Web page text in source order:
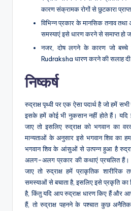
कारण संक्रामक रोगों से छुटकारा प्राप्त
विभिन्न प्रकार के मानसिक तनाव
समस्याएं इसे धारण करने से समाप्त हो
नजर, दोष लगने के कारण जो बच्चे
Rudraksha धारण करने की सलाह दी
निष्कर्ष
रुद्राक्ष पृथ्वी पर एक ऐसा पदार्थ है जो हमें
इसके हमें कोई भी नुकसान नहीं होते हैं। यदि
जाए तो इसलिए रुद्राक्ष को भगवान का
मान्यताओं के अनुसार इसे भगवान शिव का हम
भगवान शिव के आंसुओं से उत्पन्न हुआ है
अलग-अलग प्रकार की कथाएं प्रचलित हैं।
जाए तो रुद्राक्ष हमें प्राकृतिक शारीरिक
समस्याओं से बचाता है, इसलिए इसे प्रकृति का
है, किंतु यदि आप रुद्राक्ष धारण किए हैं और
हैं, तो रुद्राक्ष पहनने के पश्चात कुछ अनैतिक